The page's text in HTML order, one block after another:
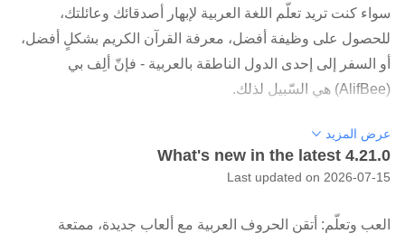
سواء كنت تريد تعلّم اللغة العربية لإبهار أصدقائك وعائلتك،
للحصول على وظيفة أفضل، معرفة القرآن الكريم بشكلٍ أفضل،
أو السفر إلى إحدى الدول الناطقة بالعربية - فإنّ ألِف بي
(AlifBee) هي السّبيل لذلك.
هي عبارة عن منصة متطورة لتعلّم اللغة العربية صُممَت خصيصاً
لجعل القراءة، الكتابة، الاستماع، والتحدث باللغة العربية أمراً في
غاية السهولة.
لقد استَخدَم أكثر من مليون من المتعلمين المتحمسين منصة ألِف
عرض المزيد
What's new in the latest 4.21.0
Last updated on 2026-07-15
العب وتعلّم: أتقن الحروف العربية مع ألعاب جديدة، ممتعة